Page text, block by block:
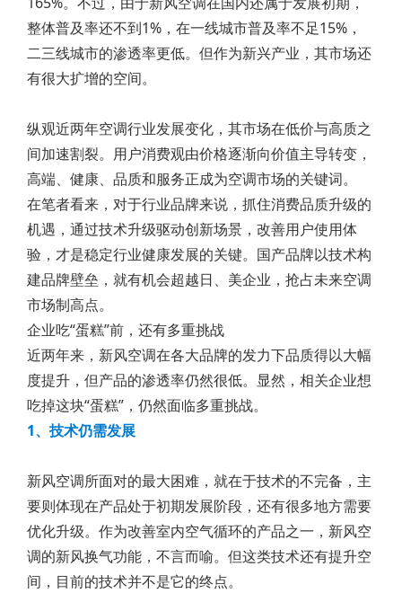
整体普及率还不到1%，在一线城市普及率不足15%，
二三线城市的渗透率更低。但作为新兴产业，其市场还
有很大扩增的空间。
纵观近两年空调行业发展变化，其市场在低价与高质之
间加速割裂。用户消费观由价格逐渐向价值主导转变，
高端、健康、品质和服务正成为空调市场的关键词。
在笔者看来，对于行业品牌来说，抓住消费品质升级的
机遇，通过技术升级驱动创新场景，改善用户使用体
验，才是稳定行业健康发展的关键。国产品牌以技术构
建品牌壁垒，就有机会超越日、美企业，抢占未来空调
市场制高点。
企业吃“蛋糕”前，还有多重挑战
近两年来，新风空调在各大品牌的发力下品质得以大幅
度提升，但产品的渗透率仍然很低。显然，相关企业想
吃掉这块“蛋糕”，仍然面临多重挑战。
1、技术仍需发展
新风空调所面对的最大困难，就在于技术的不完备，主
要则体现在产品处于初期发展阶段，还有很多地方需要
优化升级。作为改善室内空气循环的产品之一，新风空
调的新风换气功能，不言而喻。但这类技术还有提升空
间，目前的技术并不是它的终点。